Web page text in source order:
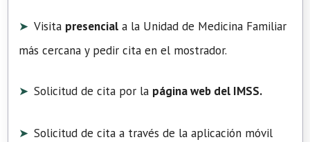
Visita presencial a la Unidad de Medicina Familiar
más cercana y pedir cita en el mostrador.
Solicitud de cita por la página web del IMSS.
Solicitud de cita a través de la aplicación móvil